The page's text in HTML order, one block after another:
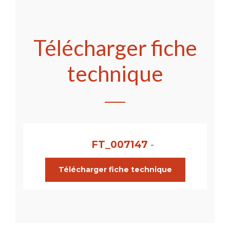
Télécharger fiche
technique
FT_007147 -
Télécharger fiche technique